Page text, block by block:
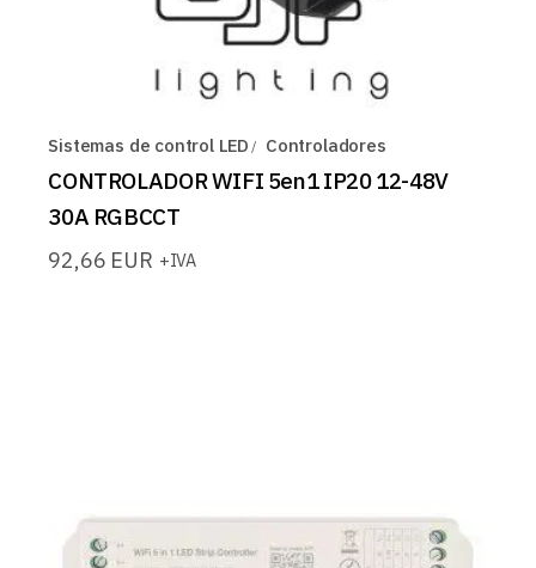
Sistemas de control LED Controladores
CONTROLADOR WIFI 5en1 IP20 12-48V
30A RGBCCT
92,66 EUR +IVA